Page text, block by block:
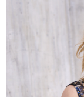
2.透過簡訊連結打開
帳／街口支付／
1.本服務係由「台灣
用戶於交易時，得透
買賣價金債權讓與本
2.基於同意付款使用
資料（包含姓名、電
每筆NT$60，滿
每筆NT$60，滿